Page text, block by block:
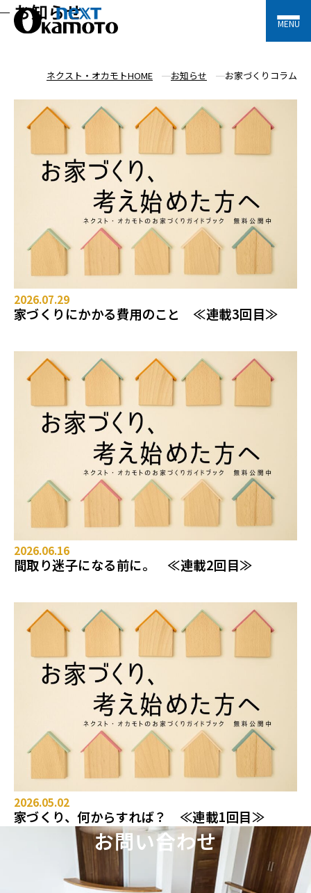
MENU
お知らせ
ネクスト・オカモトHOME お知らせ お家づくりコラム
2026.07.29
家づくりにかかる費用のこと ≪連載3回目≫
2026.06.16
間取り迷子になる前に。 ≪連載2回目≫
2026.05.02
家づくり、何からすれば？ ≪連載1回目≫
お問い合わせ